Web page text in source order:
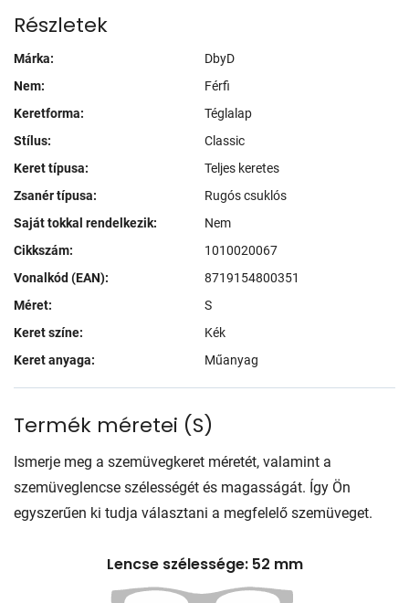
Részletek
Márka:
DbyD
Nem:
Férfi
Keretforma:
Téglalap
Stílus:
Classic
Keret típusa:
Teljes keretes
Zsanér típusa:
Rugós csuklós
Saját tokkal rendelkezik:
Nem
Cikkszám:
1010020067
Vonalkód (EAN):
8719154800351
Méret:
S
Keret színe:
Kék
Keret anyaga:
Műanyag
Termék méretei (S)
Ismerje meg a szemüvegkeret méretét, valamint a
szemüveglencse szélességét és magasságát. Így Ön
egyszerűen ki tudja választani a megfelelő szemüveget.
Lencse szélessége: 52 mm